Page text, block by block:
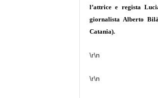
l’attrice e regista
giornalista Alberto
Catania).
\r\n
\r\n